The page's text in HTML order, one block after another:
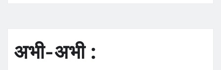
अभी-अभी :